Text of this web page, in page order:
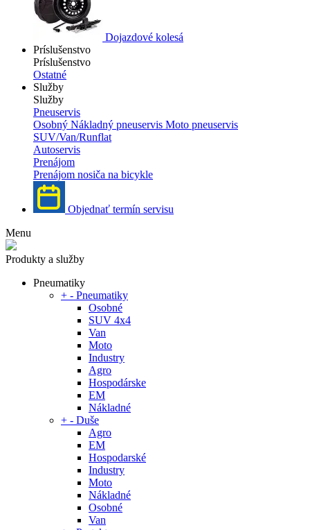
Dojazdové kolesá
Príslušenstvo
Príslušenstvo
Ostatné
Služby
Služby
Pneuservis
Osobný Nákladný pneuservis Moto pneuservis
SUV/Van/Runflat
Autoservis
Prenájom
Prenájom nosiča na bicykle
Objednať termín servisu
Menu
Produkty a služby
Pneumatiky
+ - Pneumatiky
Osobné
SUV 4x4
Van
Moto
Industry
Agro
Hospodárske
EM
Nákladné
+ - Duše
Agro
EM
Hospodarské
Industry
Moto
Nákladné
Osobné
Van